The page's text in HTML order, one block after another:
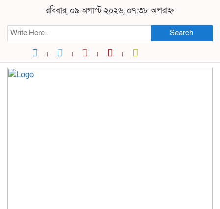
রবিবার, ০৯ অগাস্ট ২০২৬, ০৭:৩৮ অপরাহ্ন
Search